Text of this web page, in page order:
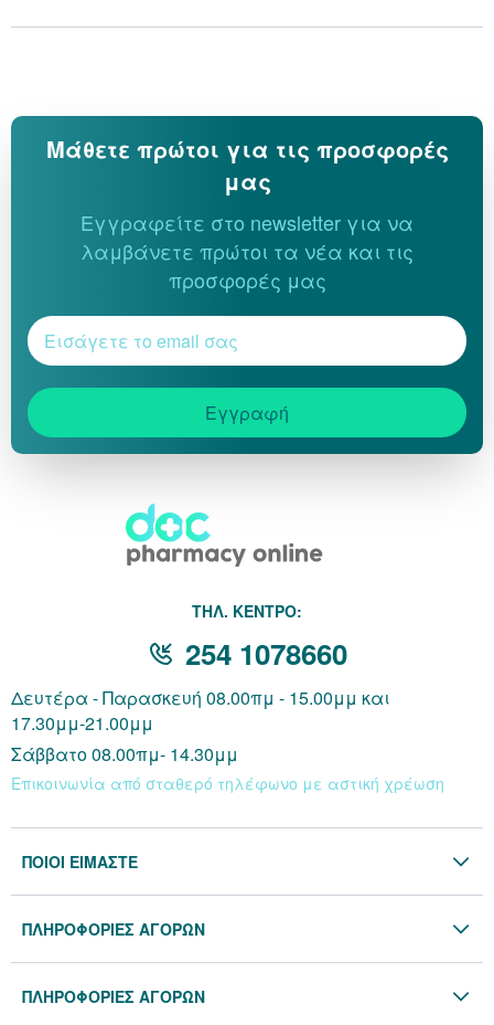
Μάθετε πρώτοι για τις προσφορές
μας
Εγγραφείτε στο newsletter για να
λαμβάνετε πρώτοι τα νέα και τις
προσφορές μας
Εγγραφή
THΛ. ΚΕΝΤΡΟ:
254 1078660
Δευτέρα - Παρασκευή 08.00πμ - 15.00μμ και
17.30μμ-21.00μμ
Σάββατο 08.00πμ- 14.30μμ
Επικοινωνία από σταθερό τηλέφωνο με αστική χρέωση
ΠΟΙΟΙ ΕΙΜΑΣΤΕ
Επικοινωνία
ΠΛΗΡΟΦΟΡΙΕΣ ΑΓΟΡΩΝ
Προσωπικά Δεδομένα
ΠΛΗΡΟΦΟΡΙΕΣ ΑΓΟΡΩΝ